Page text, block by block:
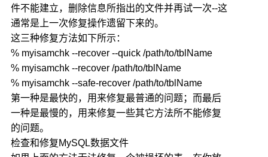
件不能建立，删除信息所指出的文件并再试一次--这
通常是上一次修复操作遗留下来的。
这三种修复方法如下所示：
% myisamchk --recover --quick /path/to/tblName
% myisamchk --recover /path/to/tblName
% myisamchk --safe-recover /path/to/tblName
第一种是最快的，用来修复最普通的问题；而最后
一种是最慢的，用来修复一些其它方法所不能修复
的问题。
检查和修复MySQL数据文件